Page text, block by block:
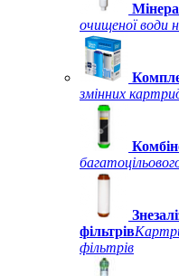
очищеної води
змінних
фільтрів
фільтрів